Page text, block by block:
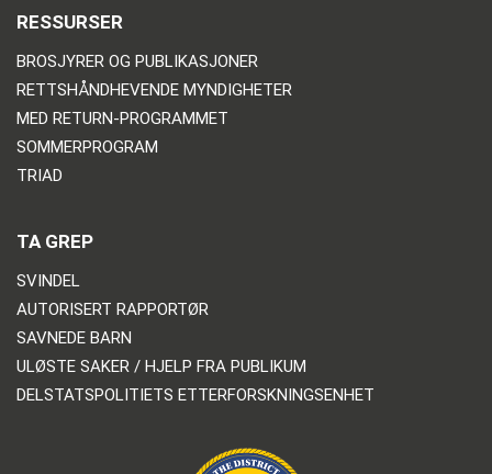
RESSURSER
BROSJYRER OG PUBLIKASJONER
RETTSHÅNDHEVENDE MYNDIGHETER
MED RETURN-PROGRAMMET
SOMMERPROGRAM
TRIAD
TA GREP
SVINDEL
AUTORISERT RAPPORTØR
SAVNEDE BARN
ULØSTE SAKER / HJELP FRA PUBLIKUM
DELSTATSPOLITIETS ETTERFORSKNINGSENHET